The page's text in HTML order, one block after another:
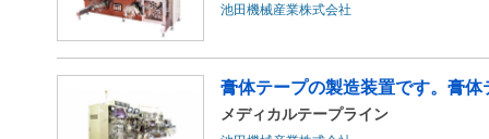
池田機械産業株式会社
膏体テープの製造装置です。膏
メディカルテープライン